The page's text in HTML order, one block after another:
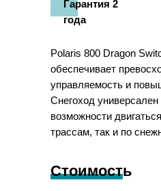
Стоимость
Polaris 800 Dragon
обеспечивает
управляемость и
Снегоход универсален
возможности
трассам, так и по
Гарантия 2
года